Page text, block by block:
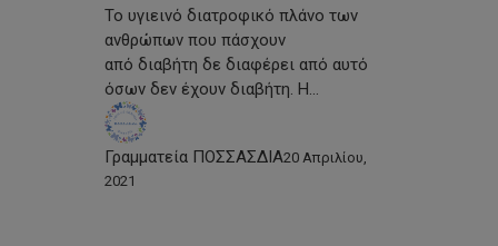
Το υγιεινό διατροφικό πλάνο των
ανθρώπων που πάσχουν
από διαβήτη δε διαφέρει από αυτό
όσων δεν έχουν διαβήτη. Η…
Γραμματεία ΠΟΣΣΑΣΔΙΑ20 Απριλίου,
2021